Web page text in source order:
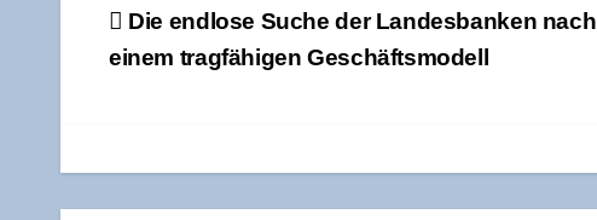
Beitragsnavigation
Die end­lo­se Suche der Lan­des­ban­ken nach
einem trag­fä­hi­gen Geschäftsmodell